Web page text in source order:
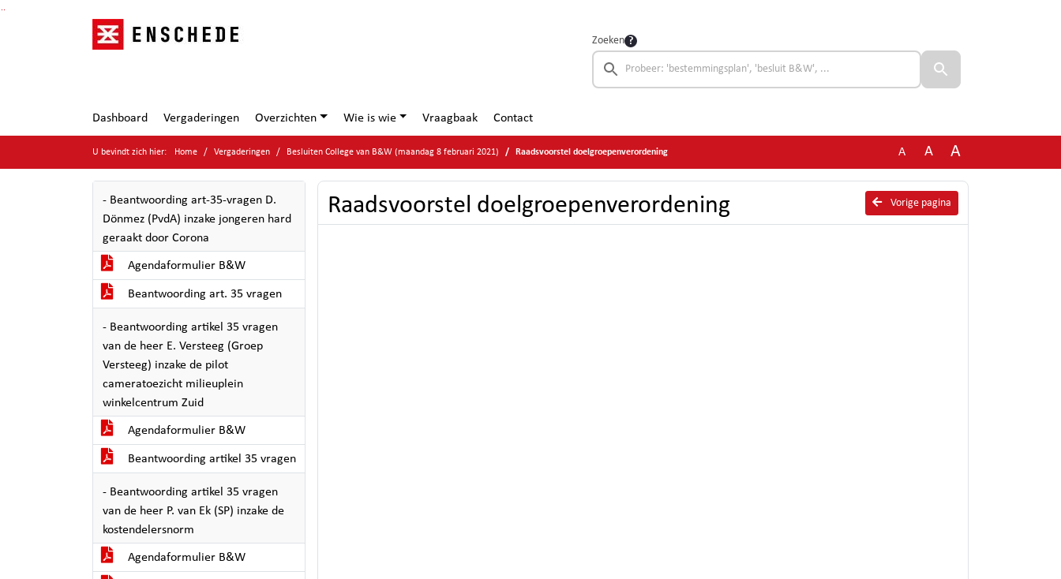
Ga naar de inhoud van deze pagina
Ga naar het zoeken
Ga naar het menu
Zoeken
Dashboard Vergaderingen Overzichten Wie is wie Vraagbaak Contact
U bevindt zich hier: Home Vergaderingen Besluiten College van B&W (maandag 8 februari 2021) Raadsvoorstel doelgroepenverordening A A A
- Beantwoording art-35-vragen D.
Dönmez (PvdA) inzake jongeren hard
geraakt door Corona
Agendaformulier B&W
Beantwoording art. 35 vragen
- Beantwoording artikel 35 vragen
van de heer E. Versteeg (Groep
Versteeg) inzake de pilot
cameratoezicht milieuplein
winkelcentrum Zuid
Agendaformulier B&W
Beantwoording artikel 35 vragen
- Beantwoording artikel 35 vragen
van de heer P. van Ek (SP) inzake de
kostendelersnorm
Agendaformulier B&W
Vorige pagina
Raadsvoorstel doelgroepenverordening